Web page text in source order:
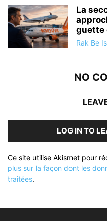
La
guette
Rak Be
NO
LOG IN TO
Ce site utilise Akismet pour
plus sur la façon dont les
traitées.